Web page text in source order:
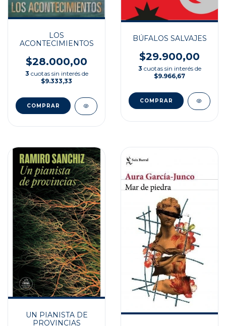
LOS
ACONTECIMIENTOS
$28.000,00
3 cuotas sin interés de
$9.333,33
BÚFALOS SALVAJES
$29.900,00
3 cuotas sin interés de
$9.966,67
UN PIANISTA DE
PROVINCIAS